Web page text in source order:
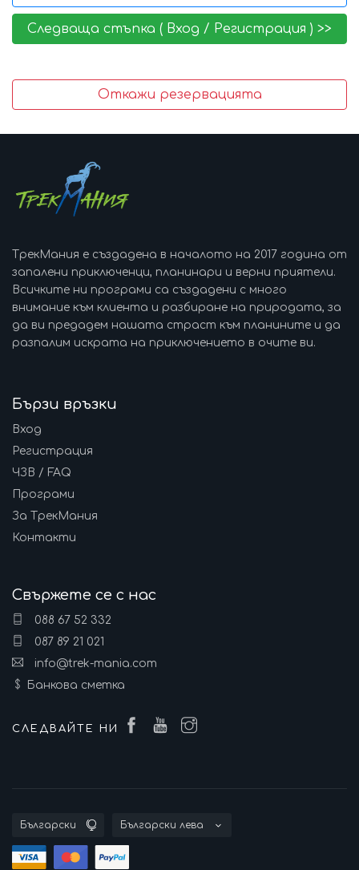
Откажи резервацията
ТрекМания е създадена в началото на 2017 година от
запалени приключенци, планинари и верни приятели.
Всичките ни програми са създадени с много
внимание към клиента и разбиране на природата, за
да ви предадем нашата страст към планините и да
разпалим искрата на приключението в очите ви.
Бързи връзки
Вход
Регистрация
ЧЗВ / FAQ
Програми
За ТрекМания
Контакти
Свържете се с нас
088 67 52 332
087 89 21 021
info@trek-mania.com
Банкова сметка
СЛЕДВАЙТЕ НИ